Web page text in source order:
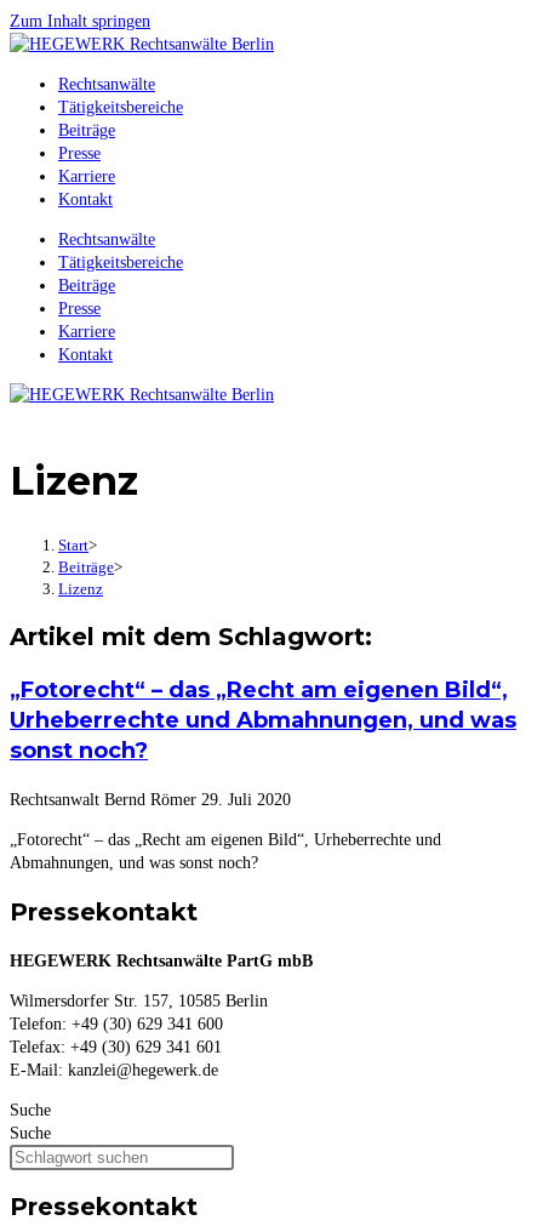
Zum Inhalt springen
Rechtsanwälte
Tätigkeitsbereiche
Beiträge
Presse
Karriere
Kontakt
Rechtsanwälte
Tätigkeitsbereiche
Beiträge
Presse
Karriere
Kontakt
Lizenz
Start>
Beiträge>
Lizenz
Artikel mit dem Schlagwort:
„Fotorecht“ – das „Recht am eigenen Bild“,
Urheberrechte und Abmahnungen, und was
sonst noch?
Rechtsanwalt Bernd Römer 29. Juli 2020
„Fotorecht“ – das „Recht am eigenen Bild“, Urheberrechte und
Abmahnungen, und was sonst noch?
Pressekontakt
HEGEWERK Rechtsanwälte PartG mbB
Wilmersdorfer Str. 157, 10585 Berlin
Telefon: +49 (30) 629 341 600
Telefax: +49 (30) 629 341 601
E-Mail: kanzlei@hegewerk.de
Suche
Suche
Pressekontakt